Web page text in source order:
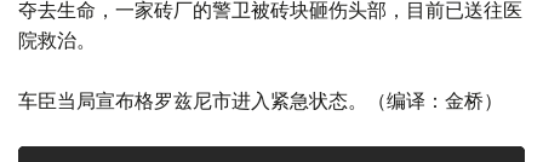
夺去生命，一家砖厂的警卫被砖块砸伤头部，目前已送往医
院救治。
车臣当局宣布格罗兹尼市进入紧急状态。（编译：金桥）